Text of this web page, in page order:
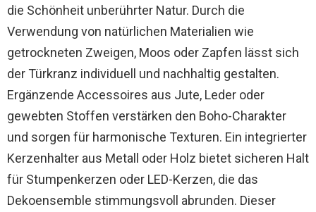
die Schönheit unberührter Natur. Durch die
Verwendung von natürlichen Materialien wie
getrockneten Zweigen, Moos oder Zapfen lässt sich
der Türkranz individuell und nachhaltig gestalten.
Ergänzende Accessoires aus Jute, Leder oder
gewebten Stoffen verstärken den Boho-Charakter
und sorgen für harmonische Texturen. Ein integrierter
Kerzenhalter aus Metall oder Holz bietet sicheren Halt
für Stumpenkerzen oder LED-Kerzen, die das
Dekoensemble stimmungsvoll abrunden. Dieser